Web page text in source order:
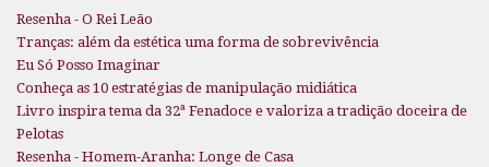
Resenha - O Rei Leão
Tranças: além da estética uma forma de sobrevivência
Eu Só Posso Imaginar
Conheça as 10 estratégias de manipulação midiática
Livro inspira tema da 32ª Fenadoce e valoriza a tradição doceira de
Pelotas
Resenha - Homem-Aranha: Longe de Casa